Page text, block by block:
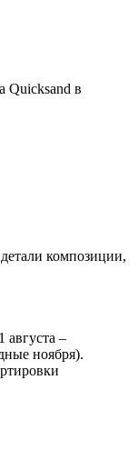
Quicksand в
композиции,
августа –
ноября).